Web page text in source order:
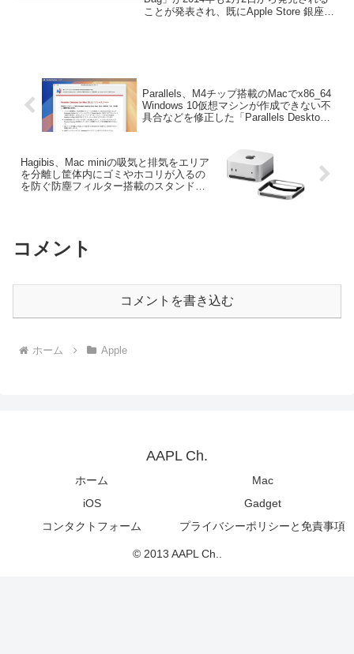
ことが発表され、既にApple Store 銀座な
Parallels、M4チップ搭載のMacでx86_64
Windows 10仮想マシンが作成できない不
具合などを修正した「Parallels Desktop
Hagibis、Mac miniの吸気と排気をエリア
を分離し筐体内にゴミやホコリが入るの
を防ぐ防塵フィルター搭載のスタンド
コメント
コメントを書き込む
ホーム Apple
AAPL Ch.
ホーム
Mac
iOS
Gadget
コンタクトフォーム
プライバシーポリシーと免責事項
© 2013 AAPL Ch..